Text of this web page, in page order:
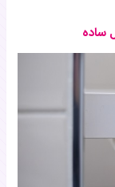
ساده